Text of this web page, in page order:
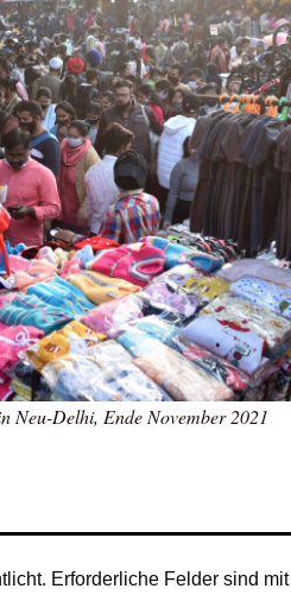
Neu-Delhi, Ende November 2021
Erforderliche Felder sind mit